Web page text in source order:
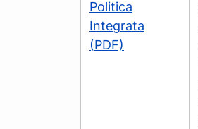
Politica
Integrata
(PDF)